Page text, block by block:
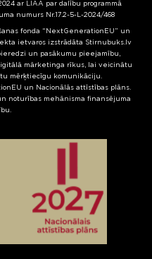
ar LIAA par dalību programmā
numurs Nr.17.2-5-L-2024/468
fonda “NextGenerationEU” un
ietvaros izstrādāta Stirnubuks.lv
un pasākumu pieejamību,
mārketinga rīkus, lai veicinātu
mērķtiecīgu komunikāciju.
un Nacionālās attīstības plāns.
noturības mehānisma finansējuma